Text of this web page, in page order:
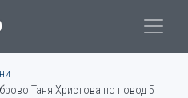
Таня Христова по повод 5